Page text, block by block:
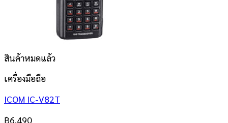
สินค้าหมดแล้ว
เครื่องมือถือ
ICOM IC-V82T
฿6,490